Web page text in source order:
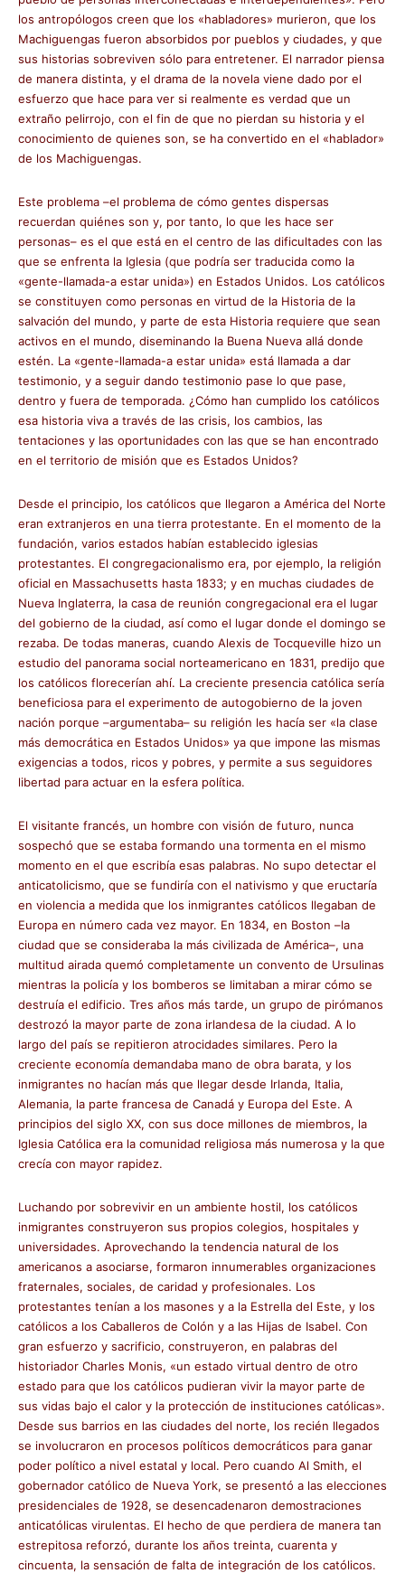
los antropólogos creen que los «habladores» murieron, que los
Machiguengas fueron absorbidos por pueblos y ciudades, y que
sus historias sobreviven sólo para entretener. El narrador piensa
de manera distinta, y el drama de la novela viene dado por el
esfuerzo que hace para ver si realmente es verdad que un
extraño pelirrojo, con el fin de que no pierdan su historia y el
conocimiento de quienes son, se ha convertido en el «hablador»
de los Machiguengas.
Este problema –el problema de cómo gentes dispersas
recuerdan quiénes son y, por tanto, lo que les hace ser
personas– es el que está en el centro de las dificultades con las
que se enfrenta la Iglesia (que podría ser traducida como la
«gente-llamada-a estar unida») en Estados Unidos. Los católicos
se constituyen como personas en virtud de la Historia de la
salvación del mundo, y parte de esta Historia requiere que sean
activos en el mundo, diseminando la Buena Nueva allá donde
estén. La «gente-llamada-a estar unida» está llamada a dar
testimonio, y a seguir dando testimonio pase lo que pase,
dentro y fuera de temporada. ¿Cómo han cumplido los católicos
esa historia viva a través de las crisis, los cambios, las
tentaciones y las oportunidades con las que se han encontrado
en el territorio de misión que es Estados Unidos?
Desde el principio, los católicos que llegaron a América del Norte
eran extranjeros en una tierra protestante. En el momento de la
fundación, varios estados habían establecido iglesias
protestantes. El congregacionalismo era, por ejemplo, la religión
oficial en Massachusetts hasta 1833; y en muchas ciudades de
Nueva Inglaterra, la casa de reunión congregacional era el lugar
del gobierno de la ciudad, así como el lugar donde el domingo se
rezaba. De todas maneras, cuando Alexis de Tocqueville hizo un
estudio del panorama social norteamericano en 1831, predijo que
los católicos florecerían ahí. La creciente presencia católica sería
beneficiosa para el experimento de autogobierno de la joven
nación porque –argumentaba– su religión les hacía ser «la clase
más democrática en Estados Unidos» ya que impone las mismas
exigencias a todos, ricos y pobres, y permite a sus seguidores
libertad para actuar en la esfera política.
El visitante francés, un hombre con visión de futuro, nunca
sospechó que se estaba formando una tormenta en el mismo
momento en el que escribía esas palabras. No supo detectar el
anticatolicismo, que se fundiría con el nativismo y que eructaría
en violencia a medida que los inmigrantes católicos llegaban de
Europa en número cada vez mayor. En 1834, en Boston –la
ciudad que se consideraba la más civilizada de América–, una
multitud airada quemó completamente un convento de Ursulinas
mientras la policía y los bomberos se limitaban a mirar cómo se
destruía el edificio. Tres años más tarde, un grupo de pirómanos
destrozó la mayor parte de zona irlandesa de la ciudad. A lo
largo del país se repitieron atrocidades similares. Pero la
creciente economía demandaba mano de obra barata, y los
inmigrantes no hacían más que llegar desde Irlanda, Italia,
Alemania, la parte francesa de Canadá y Europa del Este. A
principios del siglo XX, con sus doce millones de miembros, la
Iglesia Católica era la comunidad religiosa más numerosa y la que
crecía con mayor rapidez.
Luchando por sobrevivir en un ambiente hostil, los católicos
inmigrantes construyeron sus propios colegios, hospitales y
universidades. Aprovechando la tendencia natural de los
americanos a asociarse, formaron innumerables organizaciones
fraternales, sociales, de caridad y profesionales. Los
protestantes tenían a los masones y a la Estrella del Este, y los
católicos a los Caballeros de Colón y a las Hijas de Isabel. Con
gran esfuerzo y sacrificio, construyeron, en palabras del
historiador Charles Monis, «un estado virtual dentro de otro
estado para que los católicos pudieran vivir la mayor parte de
sus vidas bajo el calor y la protección de instituciones católicas».
Desde sus barrios en las ciudades del norte, los recién llegados
se involucraron en procesos políticos democráticos para ganar
poder político a nivel estatal y local. Pero cuando Al Smith, el
gobernador católico de Nueva York, se presentó a las elecciones
presidenciales de 1928, se desencadenaron demostraciones
anticatólicas virulentas. El hecho de que perdiera de manera tan
estrepitosa reforzó, durante los años treinta, cuarenta y
cincuenta, la sensación de falta de integración de los católicos.